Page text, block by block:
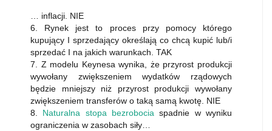
… inflacji. NIE
6. Rynek jest to proces przy pomocy którego
kupujący I sprzedający określają co chcą kupić lub/i
sprzedać I na jakich warunkach. TAK
7. Z modelu Keynesa wynika, że przyrost produkcji
wywołany zwiększeniem wydatków rządowych
będzie mniejszy niż przyrost produkcji wywołany
zwiększeniem transferów o taką samą kwotę. NIE
8. Naturalna stopa bezrobocia spadnie w wyniku
ograniczenia w zasobach siły…